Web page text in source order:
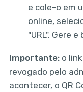
e cole-o em
online,
"URL". Gere
Importante:o link
revogado pelo
acontecer, o QR